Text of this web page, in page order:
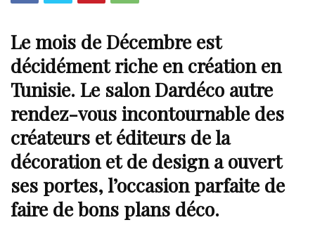
Le mois de Décembre est
décidément riche en création en
Tunisie. Le salon Dardéco autre
rendez-vous incontournable des
créateurs et éditeurs de la
décorationet de design a ouvert
ses portes, l’occasion parfaite de
faire de bons plans déco.